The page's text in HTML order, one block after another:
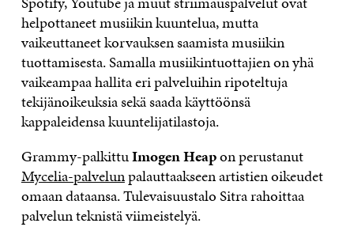
helpottaneet musiikin kuuntelua, mutta
vaikeuttaneet korvauksen saamista musiikin
tuottamisesta. Samalla musiikintuottajien on yhä
vaikeampaa hallita eri palveluihin ripoteltuja
tekijänoikeuksia sekä saada käyttöönsä
kappaleidensa kuuntelijatilastoja.
Grammy-palkittuImogen Heapon perustanut
Mycelia-palvelunpalauttaakseen artistien oikeudet
omaan dataansa. Tulevaisuustalo Sitra rahoittaa
palvelun teknistä viimeistelyä.